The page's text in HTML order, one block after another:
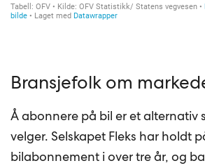
Bransjefolk om
Å abonnere på bil er et alternativ
velger. Selskapet Fleks har holdt
bilabonnement i over tre år, og